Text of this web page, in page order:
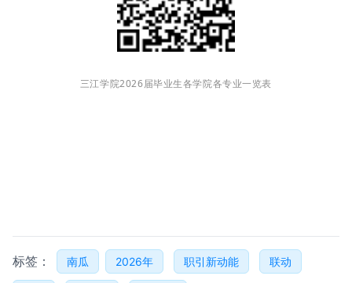
三江学院2026届毕业生各学院各专业一览表
标签： 南瓜 2026年 职引新动能 联动